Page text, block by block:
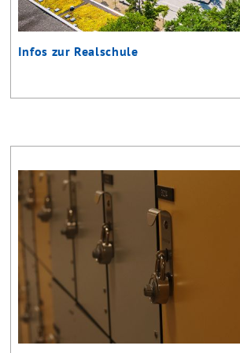
Infos zur Realschule